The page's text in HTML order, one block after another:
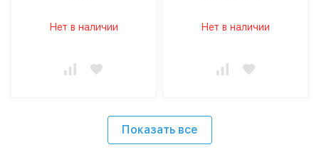
Нет в наличии Нет в наличии
Показать все